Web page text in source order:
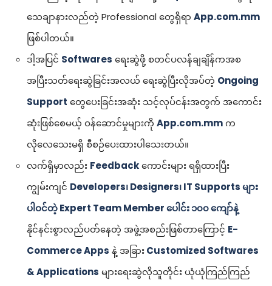
သေချာနားလည်တဲ့ Professional တွေရှိရာ App.com.mm
ဖြစ်ပါတယ်။
ဒါ့အပြင် Softwares ရေးဆွဲဖို့ စတင်ပလန်ချချိန်ကအစ
အပြီးသတ်ရေးဆွဲခြင်းအလယ် ရေးဆွဲပြီးလိုအပ်တဲ့ Ongoing
Support တွေပေးခြင်းအဆုံး သင့်လုပ်ငန်းအတွက် အကောင်း
ဆုံးဖြစ်စေမယ့် ဝန်ဆောင်မှုများကို App.com.mmက
လိုလေသေးမရှိ စီစဉ်ပေးထားပါသေးတယ်။
လက်ရှိမှာလည်း Feedbackကောင်းများ ရရှိထားပြီး
ကျွမ်းကျင် Developers၊ Designers၊ IT Supports များ
ပါဝင်တဲ့ Expert Team Member ပေါင်း ၁၀၀ ကျော်နဲ့
နိုင်နင်းစွာလည်ပတ်နေတဲ့ အဖွဲ့အစည်းဖြစ်တာကြောင့် E-
Commerce Apps နဲ့ အခြားCustomized Softwares
& Applications များရေးဆွဲလိုသူတိုင်း ယုံယုံကြည်ကြည်